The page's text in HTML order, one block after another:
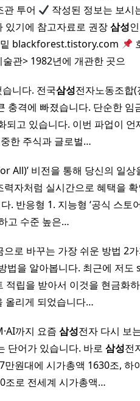
관 투어
작성된 정보는 보시
있기에 참고자료로 권장삼성
밑 blackforest.tistory.com
관> 1982년에 개관한 곳으
니다. 전국삼성전자노동조합
충격에 빠졌습니다. 단순한 임
고 있습니다. 이번 파업이 언
한 주식과 글로벌…
All)’ 비전을 통해 당신의 일
자처럼 실시간으로 혜택을
. 반응형 1. 지능형 ‘공식 스토
고 수준 높은…
로 바꾸는 가장 쉬운 방법 2
법을 알아봅니다. 최근에 저도
적립을 받아서 이것을 현금화
올리게 되었습니다…
까지 요즘 삼성전자 다시 보
단어가 있습니다. 바로 삼성전
만원대에 시가총액 1630조, 하
조로 전세계 시가총액…